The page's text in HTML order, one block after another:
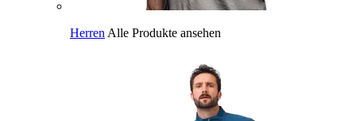
Herren Alle Produkte ansehen